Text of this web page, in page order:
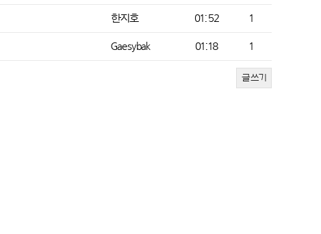
한지호 01:52 1
Gaesybak 01:18 1
글쓰기